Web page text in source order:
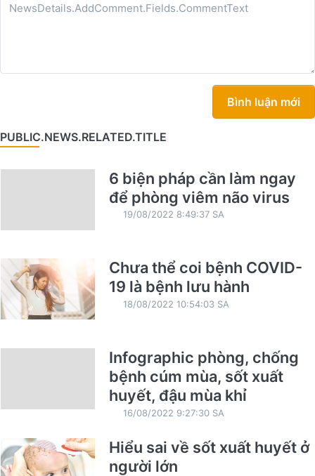
Bình luận mới
PUBLIC.NEWS.RELATED.TITLE
6 biện pháp cần làm ngay
để phòng viêm não virus
19/08/2022 8:49:37 SA
Chưa thể coi bệnh COVID-
19 là bệnh lưu hành
18/08/2022 10:54:03 SA
Infographic phòng, chống
bệnh cúm mùa, sốt xuất
huyết, đậu mùa khỉ
16/08/2022 9:27:30 SA
Hiểu sai về sốt xuất huyết ở
người lớn